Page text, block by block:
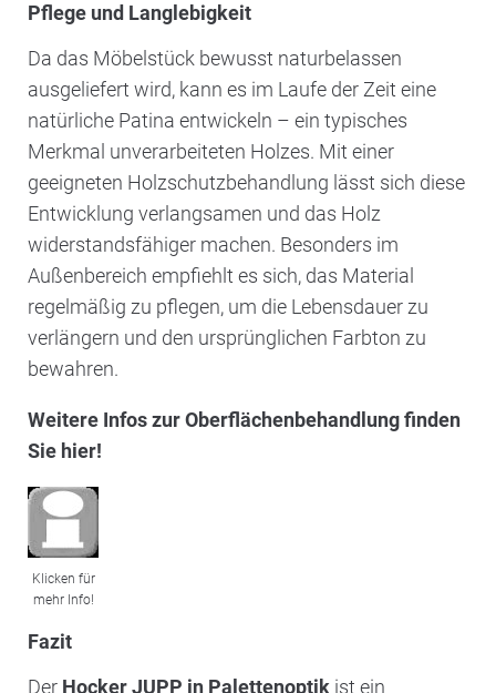
Pflege und Langlebigkeit
Da das Möbelstück bewusst naturbelassen
ausgeliefert wird, kann es im Laufe der Zeit eine
natürliche Patina entwickeln – ein typisches
Merkmal unverarbeiteten Holzes. Mit einer
geeigneten Holzschutzbehandlung lässt sich diese
Entwicklung verlangsamen und das Holz
widerstandsfähiger machen. Besonders im
Außenbereich empfiehlt es sich, das Material
regelmäßig zu pflegen, um die Lebensdauer zu
verlängern und den ursprünglichen Farbton zu
bewahren.
Weitere Infos zur Oberflächenbehandlung finden
Sie hier!
Klicken für
mehr Info!
Fazit
Der Hocker JUPP in Palettenoptik ist ein